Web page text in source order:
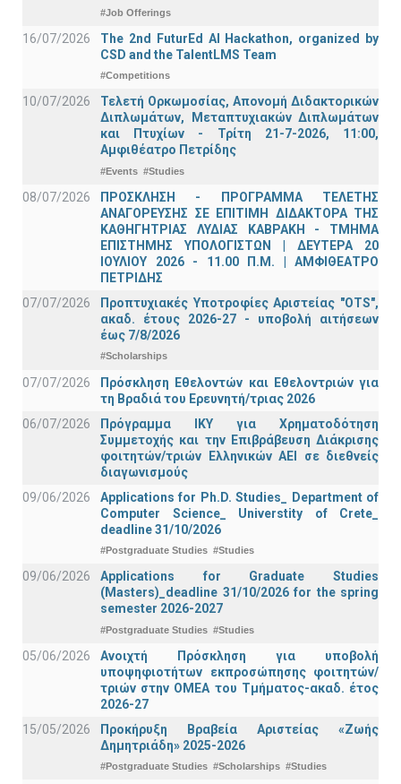
#Job Offerings
16/07/2026
The 2nd FuturEd AI Hackathon, organized by
CSD and the TalentLMS Team
#Competitions
10/07/2026
Τελετή Ορκωμοσίας, Απονομή Διδακτορικών
Διπλωμάτων, Μεταπτυχιακών Διπλωμάτων
και Πτυχίων - Τρίτη 21-7-2026, 11:00,
Αμφιθέατρο Πετρίδης
#Events #Studies
08/07/2026
ΠΡΟΣΚΛΗΣΗ - ΠΡΟΓΡΑΜΜΑ ΤΕΛΕΤΗΣ
ΑΝΑΓΟΡΕΥΣΗΣ ΣΕ ΕΠΙΤΙΜΗ ΔΙΔΑΚΤΟΡΑ ΤΗΣ
ΚΑΘΗΓΗΤΡΙΑΣ ΛΥΔΙΑΣ ΚΑΒΡΑΚΗ - ΤΜΗΜΑ
ΕΠΙΣΤΗΜΗΣ ΥΠΟΛΟΓΙΣΤΩΝ | ΔΕΥΤΕΡΑ 20
ΙΟΥΛΙΟΥ 2026 - 11.00 Π.Μ. | ΑΜΦΙΘΕΑΤΡΟ
ΠΕΤΡΙΔΗΣ
07/07/2026
Προπτυχιακές Υποτροφίες Αριστείας "OTS",
ακαδ. έτους 2026-27 - υποβολή αιτήσεων
έως 7/8/2026
#Scholarships
07/07/2026
Πρόσκληση Εθελοντών και Εθελοντριών για
τη Βραδιά του Ερευνητή/τριας 2026
06/07/2026
Πρόγραμμα ΙΚΥ για Χρηματοδότηση
Συμμετοχής και την Επιβράβευση Διάκρισης
φοιτητών/τριών Ελληνικών ΑΕΙ σε διεθνείς
διαγωνισμούς
09/06/2026
Applications for Ph.D. Studies_ Department of
Computer Science_ Universtity of Crete_
deadline 31/10/2026
#Postgraduate Studies #Studies
09/06/2026
Applications for Graduate Studies
(Masters)_deadline 31/10/2026 for the spring
semester 2026-2027
#Postgraduate Studies #Studies
05/06/2026
Ανοιχτή Πρόσκληση για υποβολή
υποψηφιοτήτων εκπροσώπησης φοιτητών/
τριών στην ΟΜΕΑ του Τμήματος-ακαδ. έτος
2026-27
15/05/2026
Προκήρυξη Βραβεία Αριστείας «Ζωής
Δημητριάδη» 2025-2026
#Postgraduate Studies #Scholarships #Studies